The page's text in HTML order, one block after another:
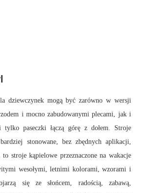
dziewczynek mogą być zarówno w wersji
i mocno zabudowanymi plecami, jak i
tylko paseczki łączą górę z dołem. Stroje
stonowane, bez zbędnych aplikacji,
to stroje kąpielowe przeznaczone na wakacje
wesołymi, letnimi kolorami, wzorami i
się ze słońcem, radością, zabawą,